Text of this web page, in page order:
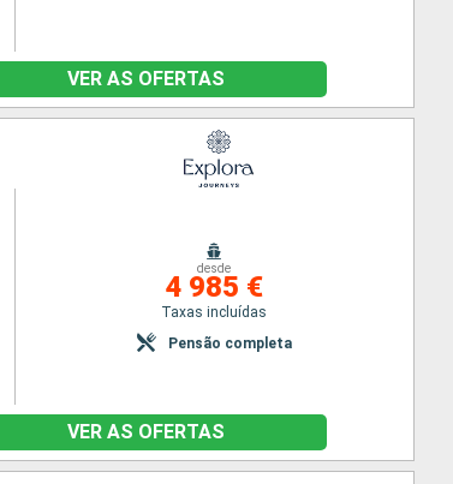
VER AS OFERTAS
desde
4 985 €
Taxas incluídas
Pensão completa
VER AS OFERTAS